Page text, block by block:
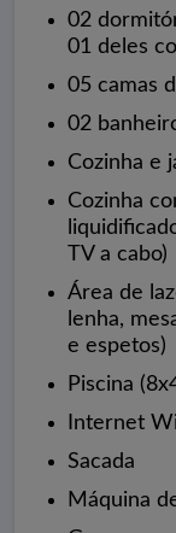
02
01 deles
05 camas
02
Cozinha e
Cozinha
TV a cabo)
Área de
lenha,
e espetos)
Piscina
Internet
Sacada
Máquina